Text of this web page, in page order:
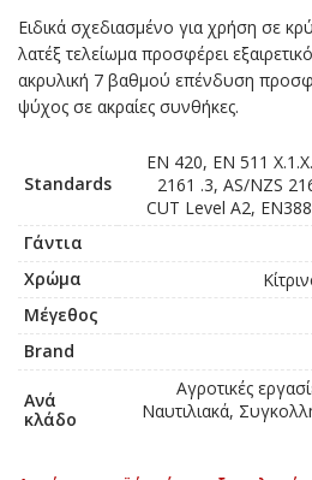
Ειδικά σχεδιασμένο για χρήση σε
λατέξ τελείωμα προσφέρει
ακρυλική 7 βαθμού επένδυση
ψύχος σε ακραίες συνθήκες.
Standards
EN 420, EN 511
2161 .3, AS/NZS
CUT Level A2,
Γάντια
Χρώμα
Μέγεθος
Brand
Ανά
κλάδο
Αγροτικές
Ναυτιλιακά,